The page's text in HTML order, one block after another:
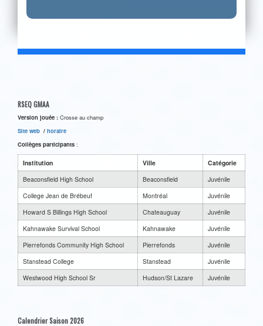
RSEQ GMAA
Version jouée : Crosse au champ
Site web / horaire
Collèges participants :
Institution Ville
Catégorie
Beaconsfield High School
Beaconsfield
Juvénile
College Jean de Brébeuf
Montréal
Juvénile
Howard S Billings High School
Chateauguay
Juvénile
Kahnawake Survival School
Kahnawake
Juvénile
Pierrefonds Community High School
Pierrefonds
Juvénile
Stanstead College
Stanstead
Juvénile
Westwood High School Sr
Hudson/St Lazare Juvénile
Calendrier Saison 2026